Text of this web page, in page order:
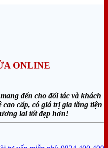
ONLINE
đến cho đối tác và khách
cấp, có giá trị gia tăng tiện
lai tốt đẹp hơn!